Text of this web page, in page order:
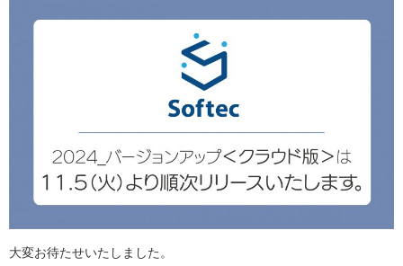
大変お待たせいたしました。